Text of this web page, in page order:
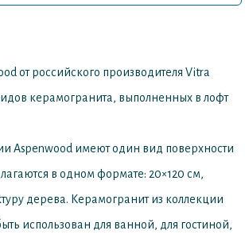
от российского производителя Vitra
керамогранита, выполненных в лофт
Aspenwood имеют один вид поверхности
в одном формате: 20×120 см,
дерева. Керамогранит из коллекции
использован для ванной, для гостиной,